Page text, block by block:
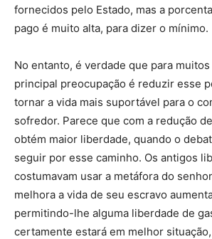
fornecidos pelo Estado, mas a
pago é muito alta, para dizer o mínimo.
No entanto, é verdade que para
principal preocupação é reduzir esse
tornar a vida mais suportável para o
sofredor. Parece que com a redução
obtém maior liberdade, quando o
seguir por esse caminho. Os antigos
costumavam usar a metáfora do
melhora a vida de seu escravo
permitindo-lhe alguma liberdade de
certamente estará em melhor